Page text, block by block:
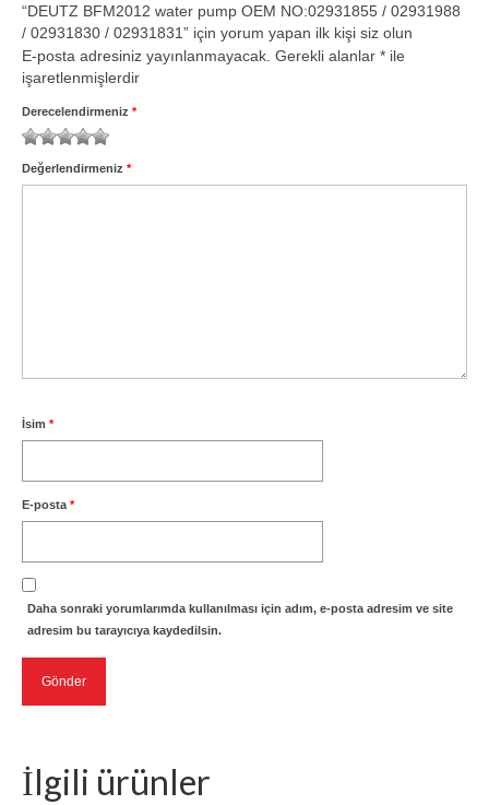
6.1 TCD
4.1 TCD
3.6 TCD
2.9 TCD
“DEUTZ BFM2012 water pump OEM NO:02931855 / 02931988
/ 02931830 / 02931831” için yorum yapan ilk kişi siz olun
E-posta adresiniz yayınlanmayacak. Gerekli alanlar * ile
işaretlenmişlerdir
Derecelendirmeniz *
Değerlendirmeniz *
İsim *
E-posta *
Daha sonraki yorumlarımda kullanılması için adım, e-posta adresim ve site
adresim bu tarayıcıya kaydedilsin.
İlgili ürünler